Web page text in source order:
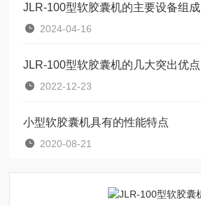
JLR-100型软胶囊机的主要设备组成
2024-04-16
JLR-100型软胶囊机的几大突出优点
2022-12-23
小型软胶囊机具有的性能特点
2020-08-21